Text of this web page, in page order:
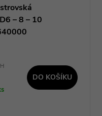
– 8 – 10
DO KOŠÍKU